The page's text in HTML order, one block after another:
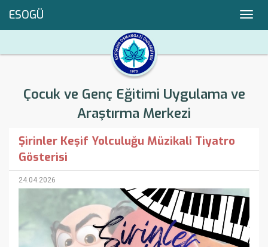
ESOGÜ
Çocuk ve Genç Eğitimi Uygulama ve
Araştırma Merkezi
Şirinler Keşif Yolculuğu Müzikali Tiyatro
Gösterisi
24.04.2026